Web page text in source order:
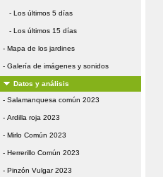
- Los últimos 5 días
- Los últimos 15 días
- Mapa de los jardines
- Galería de imágenes y sonidos
Datos y análisis
- Salamanquesa común 2023
- Ardilla roja 2023
- Mirlo Común 2023
- Herrerillo Común 2023
- Pinzón Vulgar 2023